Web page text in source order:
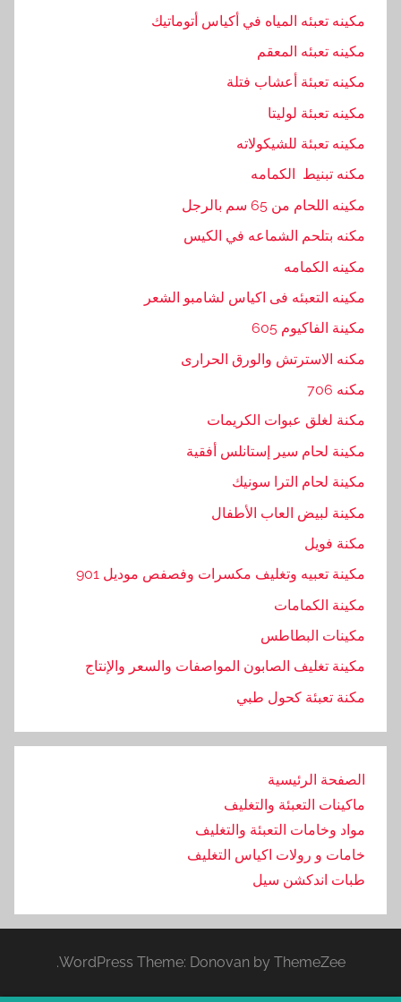
مكينه تعبئه المياه في أكياس أتوماتيك
مكينه تعبئه المعقم
مكينه تعبئة أعشاب فتلة
مكينه تعبئة لوليتا
مكينه تعبئة للشيكولاته
مكنه تبنيط الكمامه
مكينه اللحام من 65 سم بالرجل
مكنه بتلحم الشماعه في الكيس
مكينه الكمامه
مكينه التعبئه فى اكياس لشامبو الشعر
مكينة الفاكيوم 605
مكنه الاسترتش والورق الحرارى
مكنه 706
مكنة لغلق عبوات الكريمات
مكينة لحام سير إستانلس أفقية
مكينة لحام الترا سونيك
مكينة لبيض العاب الأطفال
مكنة فويل
مكينة تعبيه وتغليف مكسرات وفصفص موديل 901
مكينة الكمامات
مكينات البطاطس
مكينة تغليف الصابون المواصفات والسعر والإنتاج
مكنة تعبئة كحول طبي
الصفحة الرئيسية
ماكينات التعبئة والتغليف
مواد وخامات التعبئة والتغليف
خامات و رولات اكياس التغليف
طبات اندكشن سيل
WordPress Theme: Donovan by ThemeZee.